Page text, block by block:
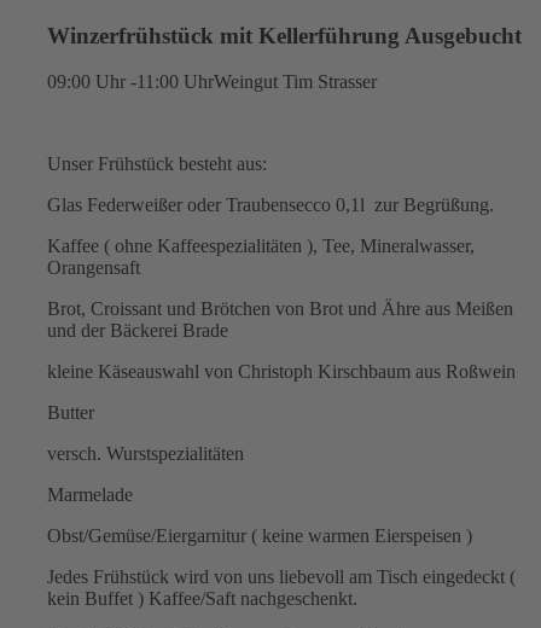
Winzerfrühstück mit Kellerführung Ausgebucht
09:00 Uhr -11:00 UhrWeingut Tim Strasser
Unser Frühstück besteht aus:
Glas Federweißer oder Traubensecco 0,1l zur Begrüßung.
Kaffee ( ohne Kaffeespezialitäten ), Tee, Mineralwasser,
Orangensaft
Brot, Croissant und Brötchen von Brot und Ähre aus Meißen
und der Bäckerei Brade
kleine Käseauswahl von Christoph Kirschbaum aus Roßwein
Butter
versch. Wurstspezialitäten
Marmelade
Obst/Gemüse/Eiergarnitur ( keine warmen Eierspeisen )
Jedes Frühstück wird von uns liebevoll am Tisch eingedeckt (
kein Buffet ) Kaffee/Saft nachgeschenkt.